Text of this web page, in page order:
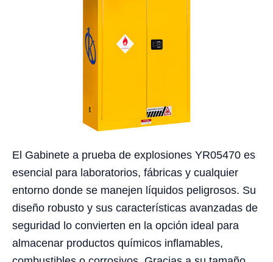
El Gabinete a prueba de explosiones YR05470 es
esencial para laboratorios, fábricas y cualquier
entorno donde se manejen líquidos peligrosos. Su
diseño robusto y sus características avanzadas de
seguridad lo convierten en la opción ideal para
almacenar productos químicos inflamables,